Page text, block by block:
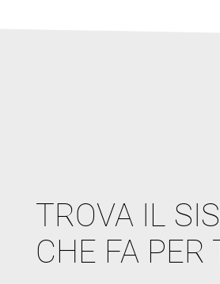
TROVA IL
CHE FA PER